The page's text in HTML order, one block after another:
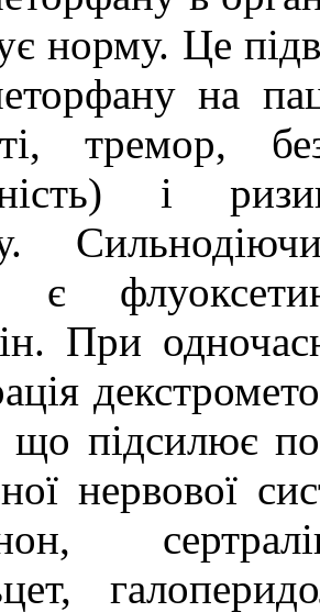
норму. Це
на
тремор,
і
є
При
що підсилює
нервової